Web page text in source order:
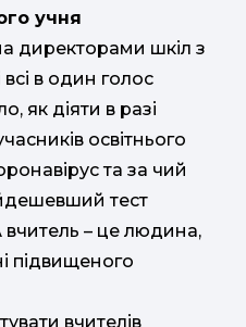
учня
директорами шкіл з
всі в один голос
як діяти в разі
освітнього
та за чий
тест
вчитель – це людина,
підвищеного
вчителів